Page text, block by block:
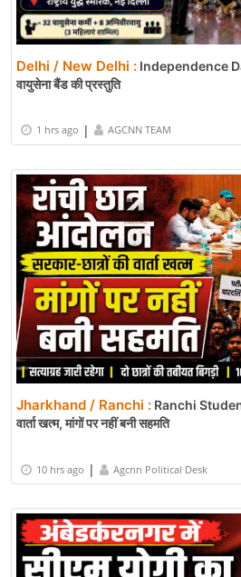
Delhi / New Delhi : Independence
वायुसेना बैंड की प्रस्तुति
1 hrs ago | AGCNN TEAM
Jharkhand / Ranchi : Ranchi
वार्ता खत्म, मांगों पर नहीं बनी सहमति
10 hrs ago | Agcnn Political Desk